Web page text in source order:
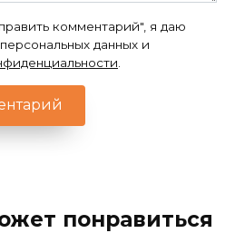
комментарий", я даю
данных и
понравиться